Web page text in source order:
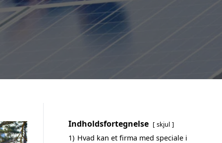
Indholdsfortegnelse skjul
1) Hvad kan et firma med speciale i